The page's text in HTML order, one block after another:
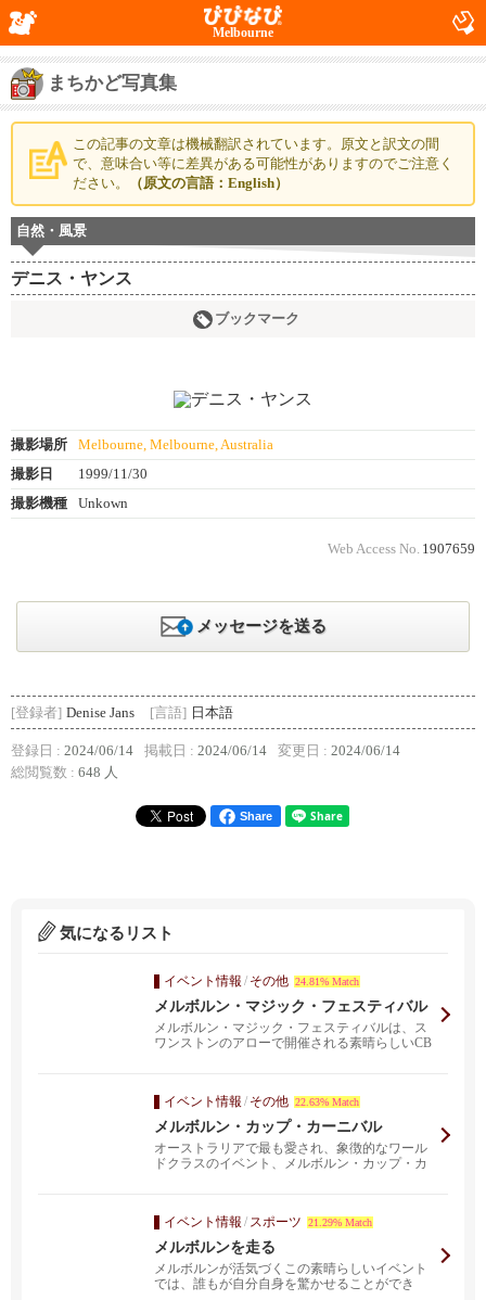
Melbourne
まちかど写真集
この記事の文章は機械翻訳されています。原文と訳文の間
で、意味合い等に差異がある可能性がありますのでご注意く
ださい。
（原文の言語：English）
自然・風景
デニス・ヤンス
ブックマーク
撮影場所
Melbourne, Melbourne, Australia
撮影日
1999/11/30
撮影機種
Unkown
Web Access No. 1907659
メッセージを送る
[登録者] Denise Jans [言語] 日本語
登録日 : 2024/06/14 掲載日 : 2024/06/14 変更日 : 2024/06/14
総閲覧数 : 648 人
Share
気になるリスト
イベント情報 / その他 24.81% Match
メルボルン・マジック・フェスティバル
メルボルン・マジック・フェスティバルは、ス
ワンストンのアローで開催される素晴らしいCB
イベント情報 / その他 22.63% Match
メルボルン・カップ・カーニバル
オーストラリアで最も愛され、象徴的なワール
ドクラスのイベント、メルボルン・カップ・カ
イベント情報 / スポーツ 21.29% Match
メルボルンを走る
メルボルンが活気づくこの素晴らしいイベント
では、誰もが自分自身を驚かせることができ